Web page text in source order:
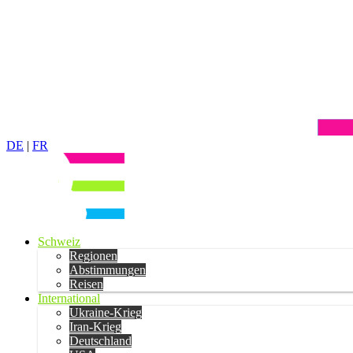
DE | FR
Schweiz
Regionen
Abstimmungen
Reisen
International
Ukraine-Krieg
Iran-Krieg
Deutschland